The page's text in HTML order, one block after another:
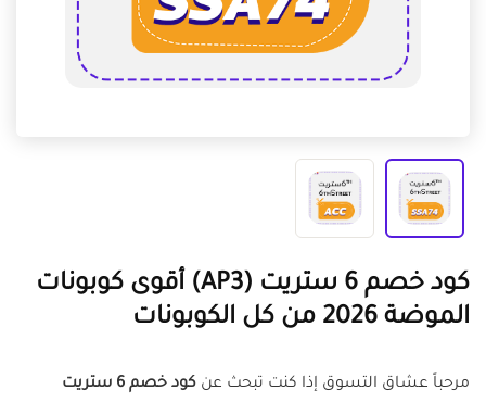
كود خصم 6 ستريت (AP3) أقوى كوبونات
الموضة 2026 من كل الكوبونات
مرحباً عشاق التسوق إذا كنت تبحث عن كود خصم 6 ستريت